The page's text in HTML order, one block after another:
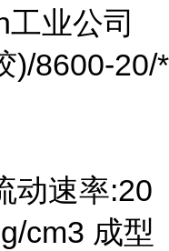
业公司
)/8600-20/*
动速率:20
cm3 成型